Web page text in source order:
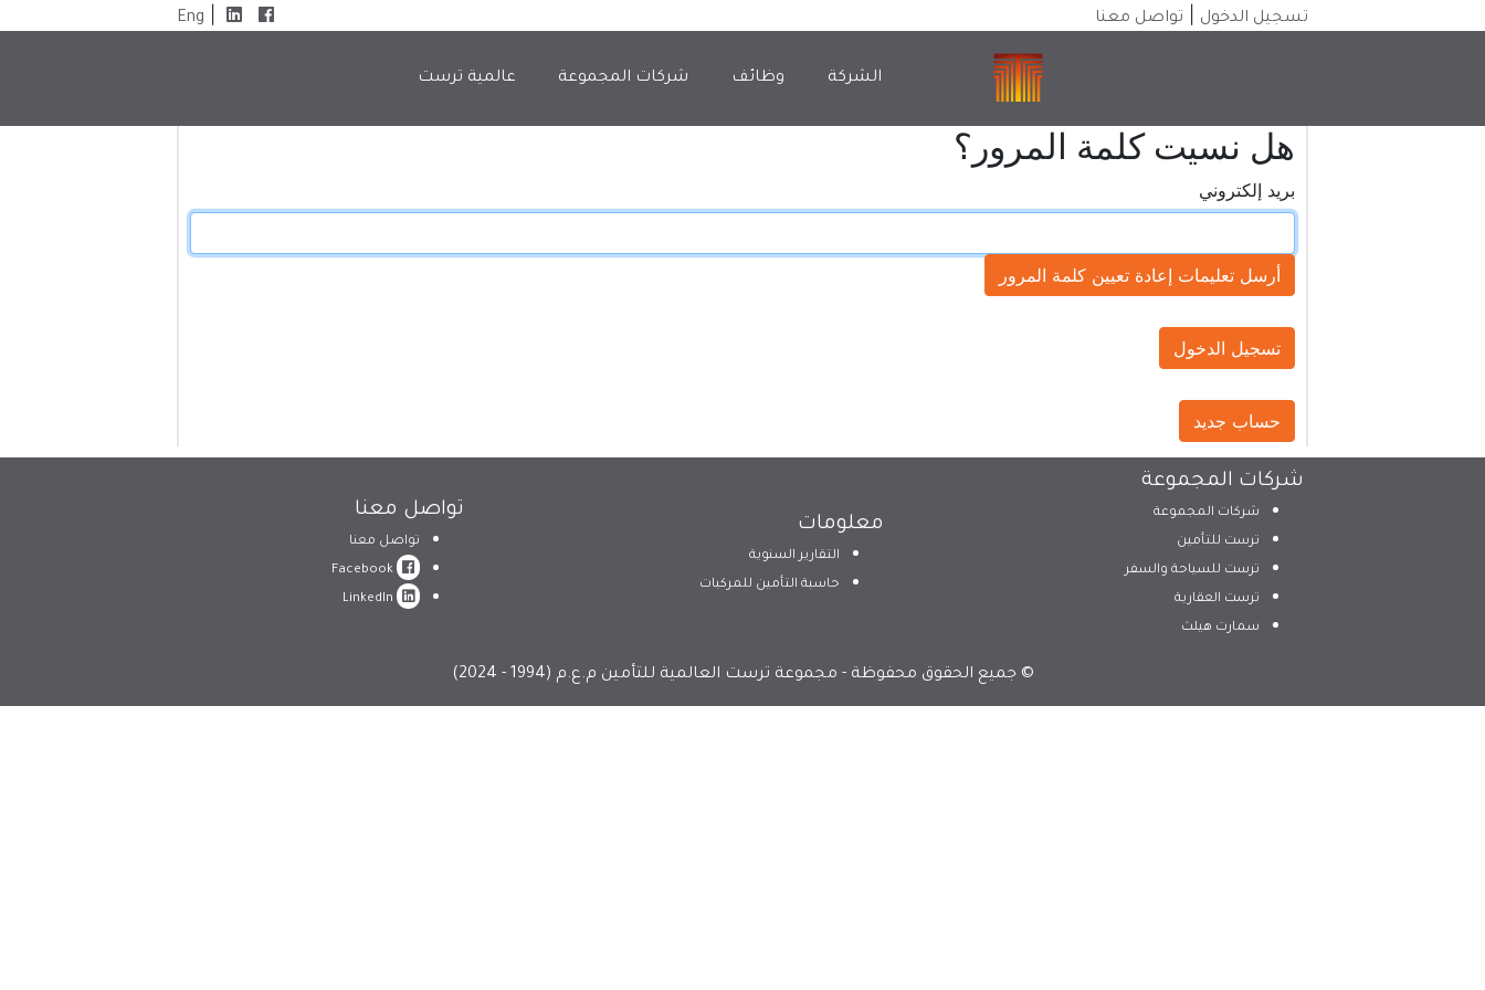
تسجيل الدخول تواصل معنا Eng
الشركة وظائف شركات المجموعة عالمية ترست
هل نسيت كلمة المرور؟
بريد إلكتروني
تسجيل الدخول
حساب جديد
شركات المجموعة
شركات المجموعة
ترست للتأمين
ترست للسياحة والسفر
ترست العقارية
سمارت هيلث
معلومات
التقارير السنوية
حاسبة التأمين للمركبات
تواصل معنا
تواصل معنا
Facebook
© جميع الحقوق محفوظة - مجموعة ترست العالمية للتأمين م.ع.م (1994 - 2024)